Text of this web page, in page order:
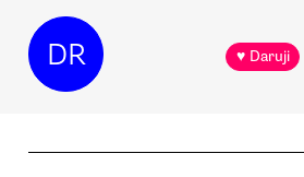
DR ♥ Daruji